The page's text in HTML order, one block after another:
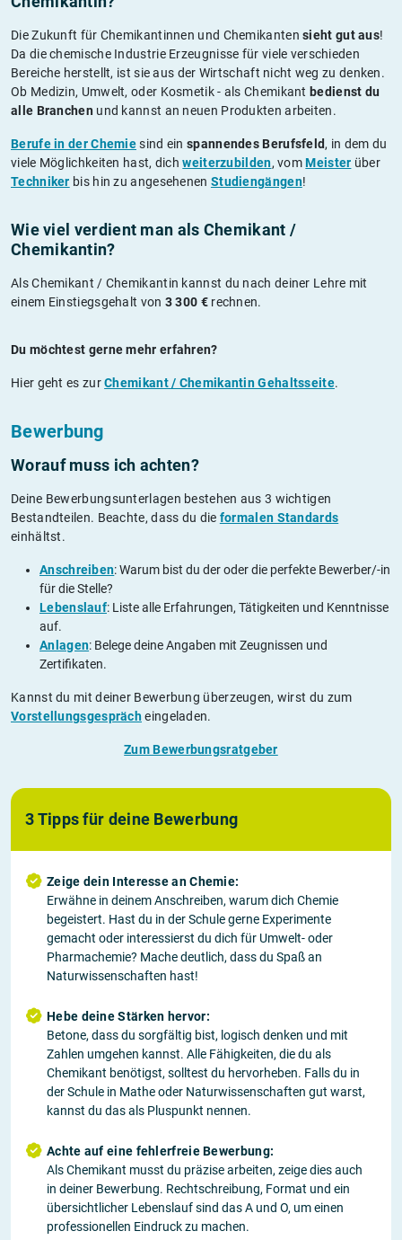
Die Zukunft für Chemikantinnen und Chemikantensieht gut aus!
Da die chemische Industrie Erzeugnisse für viele verschieden
Bereiche herstellt, ist sie aus der Wirtschaft nicht weg zu denken.
Ob Medizin, Umwelt, oder Kosmetik - als Chemikant bedienst du
alle Branchen und kannst an neuen Produkten arbeiten.
Berufe in der Chemiesind ein spannendes Berufsfeld, in dem du
viele Möglichkeiten hast, dichweiterzubilden, vomMeister über
Techniker bis hin zu angesehenen Studiengängen!
Wie viel verdient man als Chemikant /
Chemikantin?
Als Chemikant / Chemikantin kannst du nach deiner Lehre mit
einem Einstiegsgehalt von 3 300 €rechnen.
Du möchtest gerne mehr erfahren?
Hier geht es zurChemikant / Chemikantin Gehaltsseite.
Bewerbung
Worauf muss ich achten?
Deine Bewerbungsunterlagen bestehen aus 3 wichtigen
Bestandteilen. Beachte, dass du die formalen Standards
einhältst.
Anschreiben: Warum bist du der oder die perfekte Bewerber/-in
für die Stelle?
Lebenslauf: Liste alle Erfahrungen, Tätigkeiten und Kenntnisse
auf.
Anlagen: Belege deine Angaben mit Zeugnissen und
Zertifikaten.
Kannst du mit deiner Bewerbung überzeugen, wirst du zum
Vorstellungsgesprächeingeladen.
Zum Bewerbungsratgeber
3 Tipps für deine Bewerbung
Zeige dein Interesse an Chemie:
Erwähne in deinem Anschreiben, warum dich Chemie
begeistert. Hast du in der Schule gerne Experimente
gemacht oder interessierst du dich für Umwelt- oder
Pharmachemie? Mache deutlich, dass du Spaß an
Naturwissenschaften hast!
Hebe deine Stärken hervor:
Betone, dass du sorgfältig bist, logisch denken und mit
Zahlen umgehen kannst. Alle Fähigkeiten, die du als
Chemikant benötigst, solltest du hervorheben. Falls du in
der Schule in Mathe oder Naturwissenschaften gut warst,
kannst du das als Pluspunkt nennen.
Achte auf eine fehlerfreie Bewerbung:
Als Chemikant musst du präzise arbeiten, zeige dies auch
in deiner Bewerbung. Rechtschreibung, Format und ein
übersichtlicher Lebenslauf sind das A und O, um einen
professionellen Eindruck zu machen.